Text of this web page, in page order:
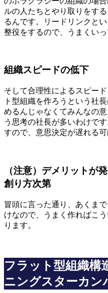
ルの人たちとやり取りをす
るんです。リードリンクと
整役をするので、うまくい
組織スピードの低下
そして合理性によるスピー
ト型組織を作ろうという社
めるんじゃなくてみんなの
う思考の社長が多いわけで
すので、意思決定が遅れる
（注意）デメリットが
創り方次第
冒頭に言った通り、あくま
けなので、うまく作ればこ
ります。
フラット型組織構
ニングスターカン